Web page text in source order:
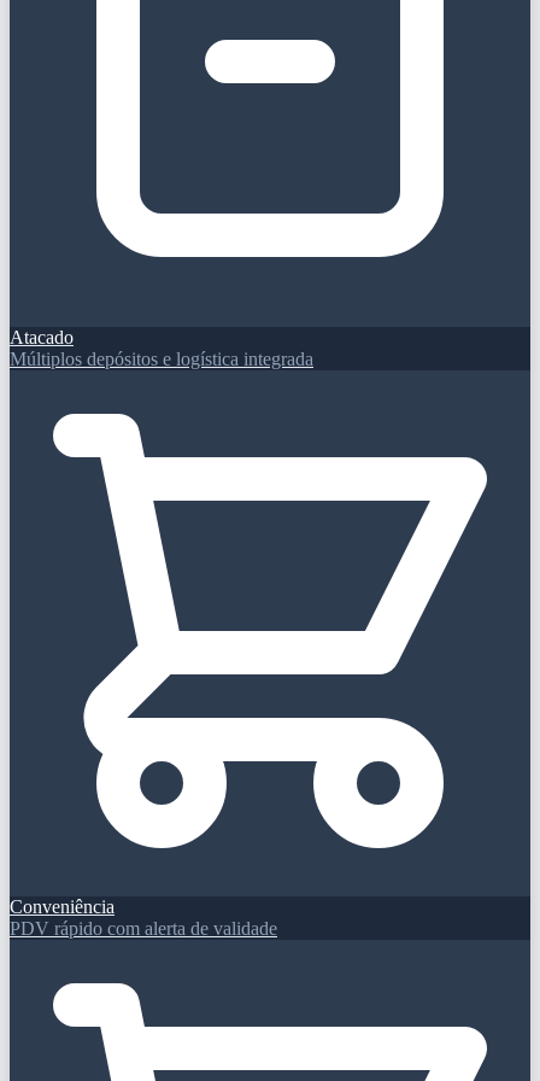
Atacado
Múltiplos depósitos e logística integrada
Conveniência
PDV rápido com alerta de validade